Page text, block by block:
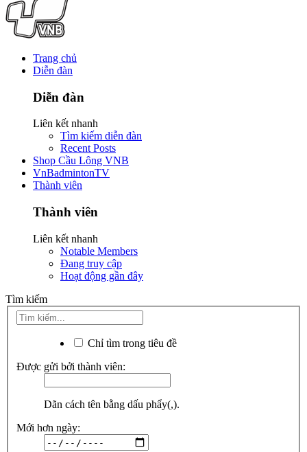
Trang chủ
Diễn đàn
Diễn đàn
Liên kết nhanh
Tìm kiếm diễn đàn
Recent Posts
Shop Cầu Lông VNB
VnBadmintonTV
Thành viên
Thành viên
Liên kết nhanh
Notable Members
Đang truy cập
Hoạt động gần đây
Tìm kiếm
Chỉ tìm trong tiêu đề
Được gửi bởi thành viên:
Dãn cách tên bằng dấu phẩy(,).
Mới hơn ngày: